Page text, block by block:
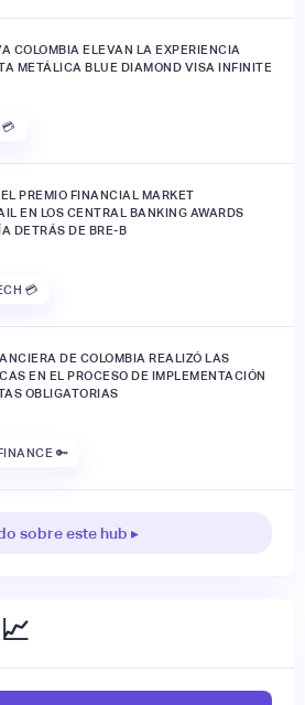
COLOMBIA ELEVAN LA EXPERIENCIA
METÁLICA BLUE DIAMOND VISA INFINITE
💳
PREMIO FINANCIAL MARKET
EN LOS CENTRAL BANKING AWARDS
DETRÁS DE BRE-B
💳
DE COLOMBIA REALIZÓ LAS
EN EL PROCESO DE IMPLEMENTACIÓN
OBLIGATORIAS
🔑
sobre este hub ▸